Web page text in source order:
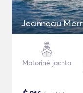
Jeanneau
Motorinė jachta